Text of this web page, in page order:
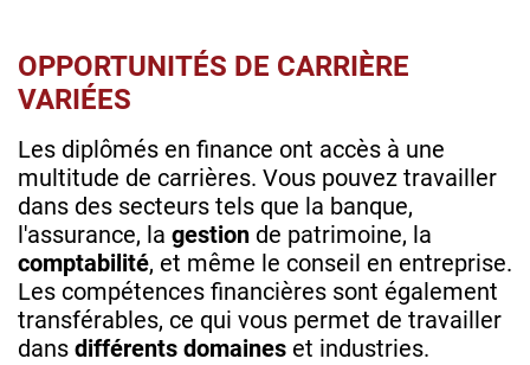
OPPORTUNITÉS DE CARRIÈRE
VARIÉES
Les diplômés en finance ont accès à une
multitude de carrières. Vous pouvez travailler
dans des secteurs tels que la banque,
l'assurance, la gestion de patrimoine, la
comptabilité, et même le conseil en entreprise.
Les compétences financières sont également
transférables, ce qui vous permet de travailler
dans différents domaines et industries.